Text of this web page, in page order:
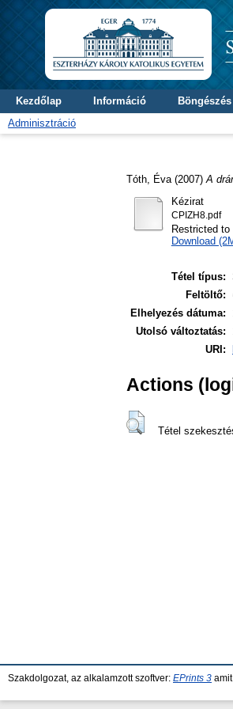
Kezdőlap Információ
Böngészés
Adminisztráció
Tóth, Éva (2007) A
Kézirat
CPIZH8.pdf
Restricted to
Download
Tétel típus:
Feltöltő:
Elhelyezés dátuma:
Utolsó változtatás:
URI:
Actions
Tétel
Szakdolgozat, az alkalamzott szoftver: EPrints 3 amit